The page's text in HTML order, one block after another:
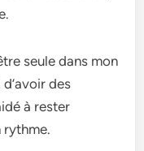
seule dans mon
des
à rester
rythme.